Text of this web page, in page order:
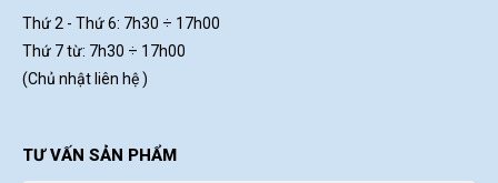
Thứ 2 - Thứ 6: 7h30 ÷ 17h00
Thứ 7 từ: 7h30 ÷ 17h00
(Chủ nhật liên hệ )
TƯ VẤN SẢN PHẨM